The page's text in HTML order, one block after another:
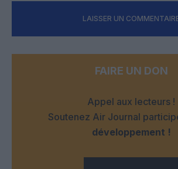
LAISSER UN
FAIRE UN DON
Appel aux lecteurs !
Soutenez Air Journal
développement !